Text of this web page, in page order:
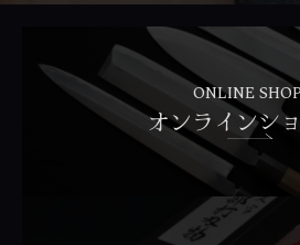
ONLINE SHOP
オンラインシ